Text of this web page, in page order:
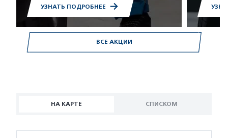
ВСЕ АКЦИИ
УЗНАТЬ ПОДРОБНЕЕ
НА КАРТЕ СПИСКОМ